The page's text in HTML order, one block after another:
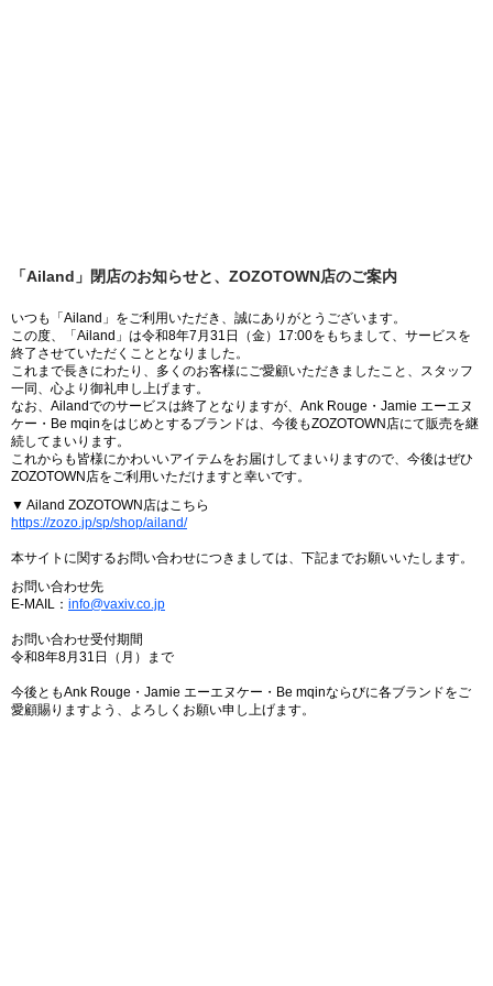
「Ailand」閉店のお知らせと、ZOZOTOWN店のご案内
いつも「Ailand」をご利用いただき、誠にありがとうございます。
この度、「Ailand」は令和8年7月31日（金）17:00をもちまして、サービスを
終了させていただくこととなりました。
これまで長きにわたり、多くのお客様にご愛顧いただきましたこと、スタッフ
一同、心より御礼申し上げます。
なお、Ailandでのサービスは終了となりますが、Ank Rouge・Jamie エーエヌ
ケー・Be mqinをはじめとするブランドは、今後もZOZOTOWN店にて販売を継
続してまいります。
これからも皆様にかわいいアイテムをお届けしてまいりますので、今後はぜひ
ZOZOTOWN店をご利用いただけますと幸いです。
▼ Ailand ZOZOTOWN店はこちら
https://zozo.jp/sp/shop/ailand/
本サイトに関するお問い合わせにつきましては、下記までお願いいたします。
お問い合わせ先
E-MAIL： info@vaxiv.co.jp
お問い合わせ受付期間
令和8年8月31日（月）まで
今後ともAnk Rouge・Jamie エーエヌケー・Be mqinならびに各ブランドをご
愛顧賜りますよう、よろしくお願い申し上げます。